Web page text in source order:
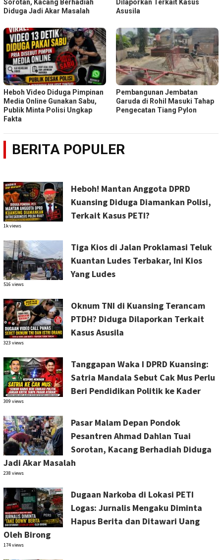
Sorotan, Kacang Berhadiah
Diduga Jadi Akar Masalah
Dilaporkan Terkait Kasus
Asusila
Heboh Video Diduga Pimpinan
Media Online Gunakan Sabu,
Publik Minta Polisi Ungkap
Fakta
Pembangunan Jembatan
Garuda di Rohil Masuki Tahap
Pengecatan Tiang Pylon
BERITA POPULER
Heboh! Mantan Anggota DPRD
Kuansing Diduga Diamankan Polisi,
Terkait Kasus PETI?
1k views
Tiga Kios di Jalan Proklamasi Teluk
Kuantan Ludes Terbakar, Ini Kios
Yang Ludes
516 views
Oknum TNI di Kuansing Terancam
PTDH? Diduga Dilaporkan Terkait
Kasus Asusila
323 views
Tanggapan Waka I DPRD Kuansing:
Satria Mandala Sebut Cak Mus Perlu
Beri Pendidikan Politik ke Kader
309 views
Pasar Malam Depan Pondok
Pesantren Ahmad Dahlan Tuai
Sorotan, Kacang Berhadiah Diduga
Jadi Akar Masalah
238 views
Dugaan Narkoba di Lokasi PETI
Logas: Jurnalis Mengaku Diminta
Hapus Berita dan Ditawari Uang
Oleh Birong
174 views